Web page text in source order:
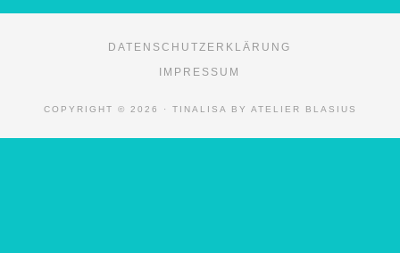
DATENSCHUTZERKLÄRUNG
IMPRESSUM
COPYRIGHT © 2026 · TINALISA BY ATELIER BLASIUS